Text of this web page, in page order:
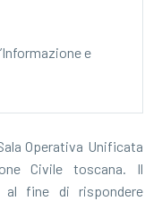
e
Operativa Unificata
Civile toscana. Il
al fine di rispondere